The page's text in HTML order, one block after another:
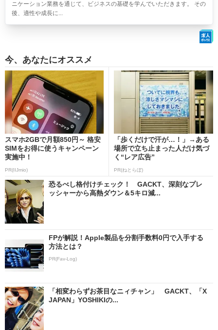
ニケーション業務を通じて、ビジネスの基礎を学んでいただきます。 その
後、適性や成長に...
今、あなたにオススメ
スマホ2GBで月額850円～ 格安
SIMをお得に使うキャンペーン
実施中！
PR(IIJmio)
「歩くだけで汗が…！」→ある
場所で立ち止まった人だけ気づ
く“レア広告”
PR(ねとらぼ)
恐るべし格付けチェック！ GACKT、深刻なプレ
ッシャーから高熱ダウン＆5キロ減...
FPが解説！Apple製品を分割手数料0円で入手する
方法とは？
PR(Fav-Log)
「相変わらずお茶目なニィチャン」 GACKT、「X
JAPAN」YOSHIKIの...